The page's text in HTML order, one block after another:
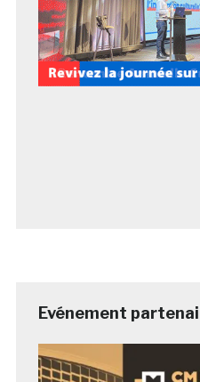
Evénement